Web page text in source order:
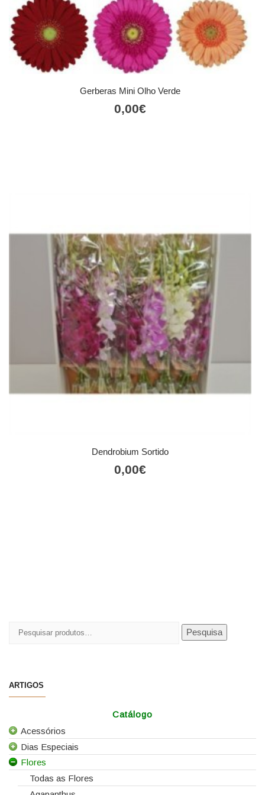
Gerberas Mini Olho Verde
0,00€
Dendrobium Sortido
0,00€
Pesquisar
Pesquisa
ARTIGOS
Catálogo
Acessórios
Todos os Acessórios
Alfinetes
Arames
Dias Especiais
25 de Abril
Casamentos
Flores
Todas as Flores